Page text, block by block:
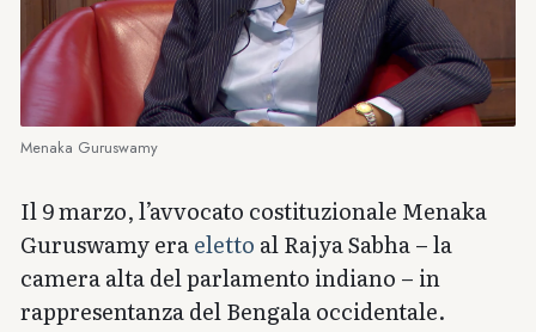
Menaka Guruswamy
Il 9 marzo, l’avvocato costituzionale Menaka
Guruswamy eraeletto al Rajya Sabha – la
camera alta del parlamento indiano – in
rappresentanza del Bengala occidentale.